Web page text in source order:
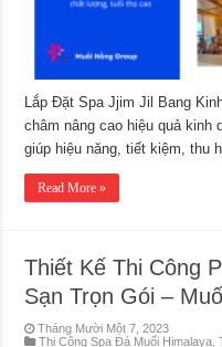
Lắp Đặt Spa Jjim Jil Bang
châm nâng cao hiệu quả kinh
giúp hiệu năng, tiết kiệm, thu
Read More »
Thiết Kế Thi Công
Sạn Trọn Gói –
Tháng Mười Một 7, 2023
Thi Công Spa Đá Muối Himalaya ,